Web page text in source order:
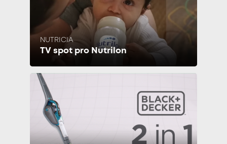
NUTRICIA
TV spot pro Nutrilon